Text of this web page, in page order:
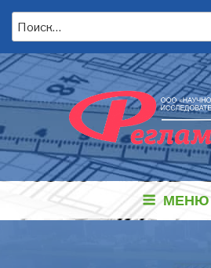
Перейти
содержимому
Искать:
МЕНЮ